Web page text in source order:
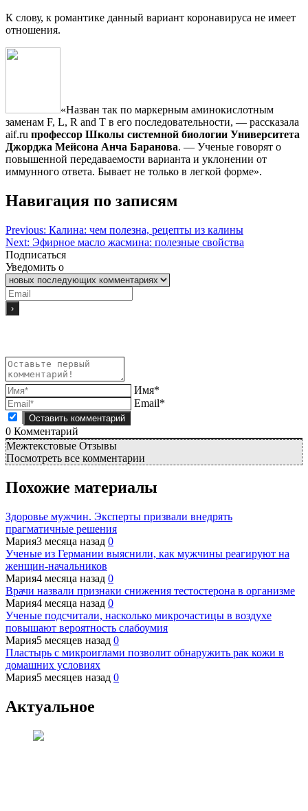
К слову, к романтике данный вариант коронавируса не имеет
отношения.
«Назван так по маркерным аминокислотным
заменам F, L, R and T в его последовательности, — рассказала
aif.ru профессор Школы системной биологии Университета
Джорджа Мейсона Анча Баранова. — Ученые говорят о
повышенной передаваемости варианта и уклонении от
иммунного ответа. Бывает не только в легкой форме».
Навигация по записям
Previous: Калина: чем полезна, рецепты из калины
Next: Эфирное масло жасмина: полезные свойства
Подписаться
Уведомить о
Имя*
Email*
0 Комментарий
Межтекстовые Отзывы
Посмотреть все комментарии
Похожие материалы
Здоровье мужчин. Эксперты призвали внедрять
прагматичные решения
Мария3 месяца назад 0
Ученые из Германии выяснили, как мужчины реагируют на
женщин-начальников
Мария4 месяца назад 0
Врачи назвали признаки снижения тестостерона в организме
Мария4 месяца назад 0
Ученые подсчитали, насколько микрочастицы в воздухе
повышают вероятность слабоумия
Мария5 месяцев назад 0
Пластырь с микроиглами позволит обнаружить рак кожи в
домашних условиях
Мария5 месяцев назад 0
Актуальное